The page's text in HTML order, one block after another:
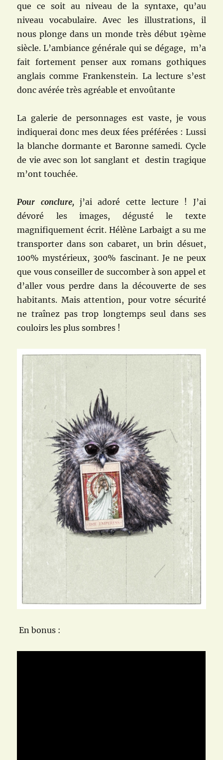
que ce soit au niveau de la syntaxe, qu’au
niveau vocabulaire. Avec les illustrations, il
nous plonge dans un monde très début 19ème
siècle. L’ambiance générale qui se dégage, m’a
fait fortement penser aux romans gothiques
anglais comme Frankenstein. La lecture s’est
donc avérée très agréable et envoûtante
La galerie de personnages est vaste, je vous
indiquerai donc mes deux fées préférées : Lussi
la blanche dormante et Baronne samedi. Cycle
de vie avec son lot sanglant et destin tragique
m’ont touchée.
Pour conclure,
j’ai adoré cette lecture ! J’ai
dévoré les images, dégusté le texte
magnifiquement écrit. Hélène Larbaigt a su me
transporter dans son cabaret, un brin désuet,
100% mystérieux, 300% fascinant. Je ne peux
que vous conseiller de succomber à son appel et
d’aller vous perdre dans la découverte de ses
habitants. Mais attention, pour votre sécurité
ne traînez pas trop longtemps seul dans ses
couloirs les plus sombres !
En bonus :